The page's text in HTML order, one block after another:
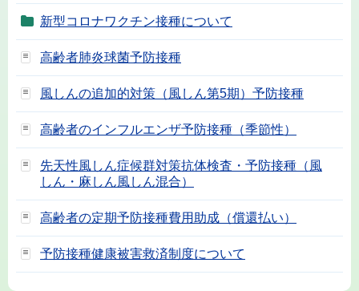
新型コロナワクチン接種について
高齢者肺炎球菌予防接種
風しんの追加的対策（風しん第5期）予防接種
高齢者のインフルエンザ予防接種（季節性）
先天性風しん症候群対策抗体検査・予防接種（風
しん・麻しん風しん混合）
高齢者の定期予防接種費用助成（償還払い）
予防接種健康被害救済制度について